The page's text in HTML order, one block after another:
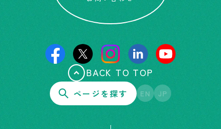
BACK TO TOP
ページを探す EN JP